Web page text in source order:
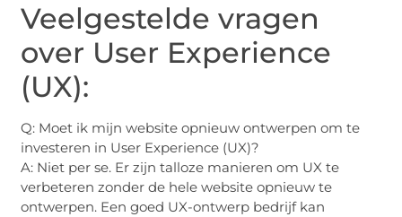
Veelgestelde vragen
over User Experience
(UX):
Q: Moet ik mijn website opnieuw ontwerpen om te
investeren in User Experience (UX)?
A: Niet per se. Er zijn talloze manieren om UX te
verbeteren zonder de hele website opnieuw te
ontwerpen. Een goed UX-ontwerp bedrijf kan